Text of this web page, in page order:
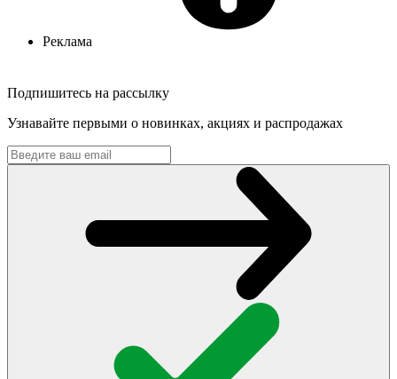
Реклама
Подпишитесь на рассылку
Узнавайте первыми о новинках, акциях и распродажах